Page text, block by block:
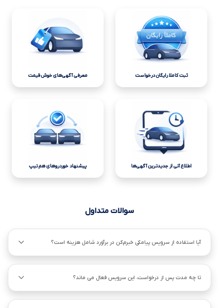
ثبت کاملا رایگان درخواست معرفی آگهی‌های خوش قیمت
اطلاع آنی از جدیدترین آگهی‌ها پیشنهاد خوردروهای هم تیپ
سوالات متداول
آیا استفاده از سرویس پیامکی خبرم‌کن در برآورد شامل هزینه است؟
تا چه مدت پس از درخواست، این سرویس فعال می ماند؟